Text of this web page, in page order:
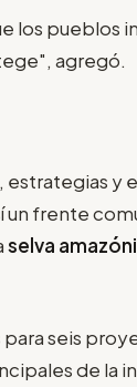
los pueblos
agregó.
y
un frente
selva
seis
de la